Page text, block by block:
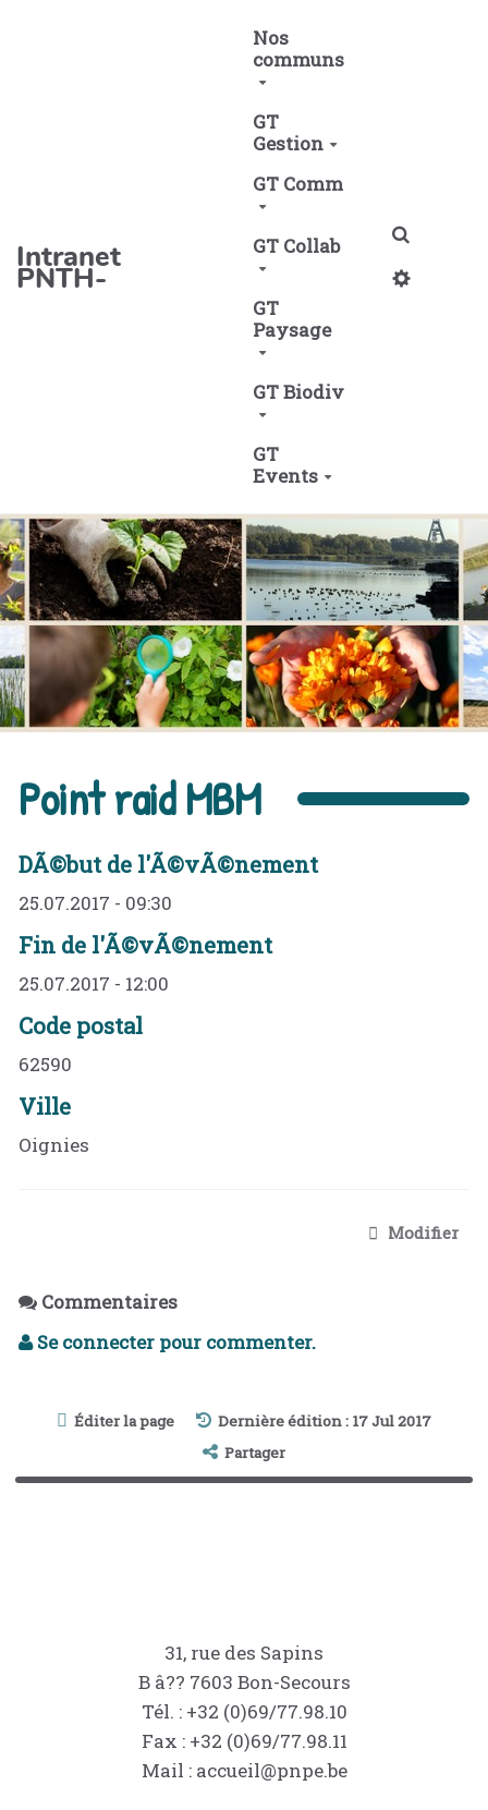
Aller au contenu principal
Intranet
PNTH-
Nos
communs
GT
Gestion
GT Comm
GT Collab
GT
Paysage
GT Biodiv
GT
Events
Point raid MBM
DÃ©but de l'Ã©vÃ©nement
25.07.2017 - 09:30
Fin de l'Ã©vÃ©nement
25.07.2017 - 12:00
Code postal
62590
Ville
Oignies
Modifier
Commentaires
Se connecter pour commenter.
Éditer la page
Dernière édition : 17 Jul 2017
Partager
31, rue des Sapins
B â?? 7603 Bon-Secours
Tél. : +32 (0)69/77.98.10
Fax : +32 (0)69/77.98.11
Mail : accueil@pnpe.be